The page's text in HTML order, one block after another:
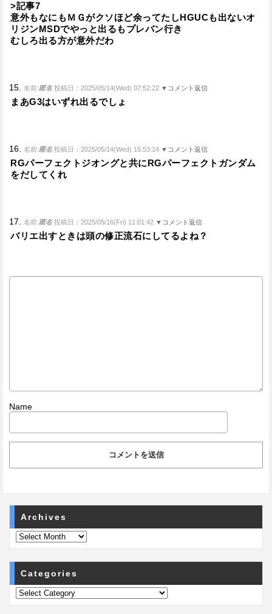
>記事7
意外もなにもＭＧがクソほど余ってたしHGUCも出ないオ
リジンMSDでやっと出るもプレバン行き
むしろ出る方が意外だわ
15. 名前:匿名 投稿日：2025/05/14(Wed) 07:52:22 ▼コメント返信
まあG3はいずれ出るでしょ
16. 名前:匿名 投稿日：2025/05/14(Wed) 16:53:14 ▼コメント返信
RGパーフェクトジオングと共にRGパーフェクトガンダム
をだしてくれ
17. 名前:匿名 投稿日：2025/05/16(Fri) 11:01:42 ▼コメント返信
バリエ出すときは頭の修正流石にしてるよね？
Name
Archives
Categories